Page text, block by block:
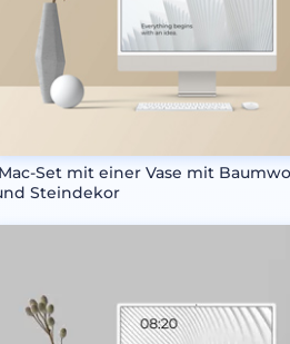
Set mit einer Vase mit
Steindekor